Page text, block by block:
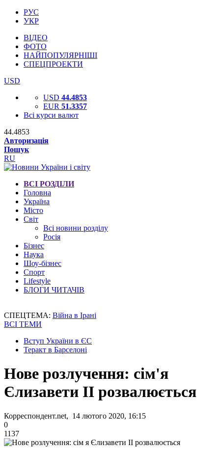
РУС
УКР
ВІДЕО
ФОТО
НАЙПОПУЛЯРНІШІ
СПЕЦПРОЕКТИ
USD
USD 44.4853
EUR 51.3357
Всі курси валют
44.4853
Авторизація
Пошук
RU
ВСІ РОЗДІЛИ
Головна
Україна
Місто
Світ
Всі новини розділу
Росія
Бізнес
Наука
Шоу-бізнес
Спорт
Lifestyle
БЛОГИ ЧИТАЧІВ
СПЕЦТЕМА: Війна в Ірані
ВСІ ТЕМИ
Вступ України в ЄС
Теракт в Барселоні
Нове розлучення: сім'я
Єлизавети ІІ розвалюється
Корреспондент.net, 14 лютого 2020, 16:15
0
1137